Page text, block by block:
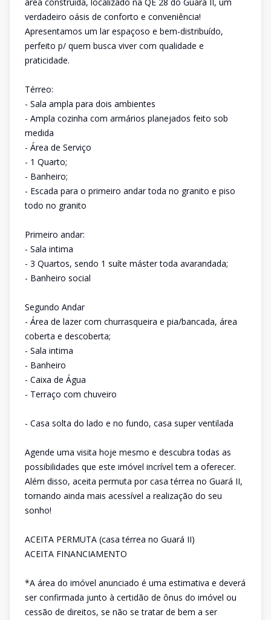
verdadeiro oásis de conforto e conveniência!
Apresentamos um lar espaçoso e bem-distribuído,
perfeito p/ quem busca viver com qualidade e
praticidade.
Térreo:
- Sala ampla para dois ambientes
- Ampla cozinha com armários planejados feito sob
medida
- Área de Serviço
- 1 Quarto;
- Banheiro;
- Escada para o primeiro andar toda no granito e piso
todo no granito
Primeiro andar:
- Sala intima
- 3 Quartos, sendo 1 suíte máster toda avarandada;
- Banheiro social
Segundo Andar
- Área de lazer com churrasqueira e pia/bancada, área
coberta e descoberta;
- Sala intima
- Banheiro
- Caixa de Água
- Terraço com chuveiro
- Casa solta do lado e no fundo, casa super ventilada
Agende uma visita hoje mesmo e descubra todas as
possibilidades que este imóvel incrível tem a oferecer.
Além disso, aceita permuta por casa térrea no Guará II,
tornando ainda mais acessível a realização do seu
sonho!
ACEITA PERMUTA (casa térrea no Guará II)
ACEITA FINANCIAMENTO
*A área do imóvel anunciado é uma estimativa e deverá
ser confirmada junto à certidão de ônus do imóvel ou
cessão de direitos, se não se tratar de bem a ser